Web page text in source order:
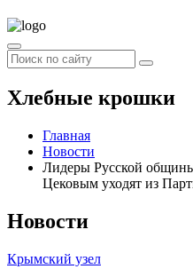
Хлебные крошки
Главная
Новости
Лидеры Русской
Цековым уходят из
Новости
Крымский узел